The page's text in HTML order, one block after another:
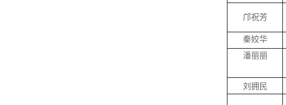
邝祝芳
秦姣华
潘丽丽
刘拥民